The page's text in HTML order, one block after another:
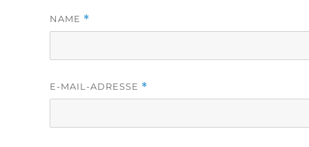
NAME *
E-MAIL-ADRESSE *